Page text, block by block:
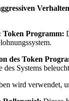
Token Programm:
des Token
Systems
wird verwendet,